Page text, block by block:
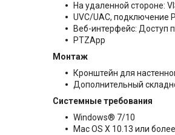
На удаленной стороне:
UVC/UAC, подключение
Веб-интерфейс: Доступ
PTZApp
Монтаж
Кронштейн для
Дополнительный
Системные требования
Windows® 7/10
Mac OS X 10.13 или